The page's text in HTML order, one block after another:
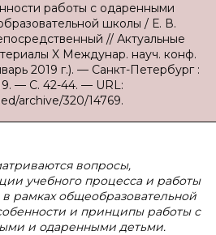
работы с одаренными
школы / Е. В.
// Актуальные
X Междунар. науч. конф.
2019 г.). — Санкт-Петербург :
— С. 42-44. — URL:
archive/320/14769.
вопросы,
учебного процесса и работы
рамках общеобразовательной
и принципы работы с
и одаренными детьми.